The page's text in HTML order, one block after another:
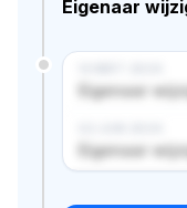
Eigenaar
Eigenaar
Eigenaar